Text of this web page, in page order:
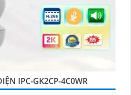
IPC-GK2CP-4C0WR